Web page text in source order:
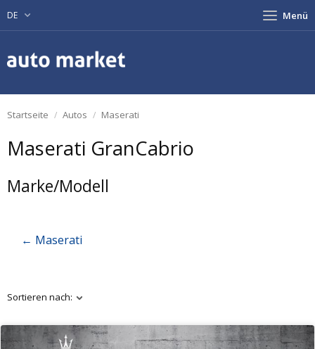
DE Menü
Startseite Autos Maserati
Maserati GranCabrio
Marke/Modell
← Maserati
Sortieren nach: